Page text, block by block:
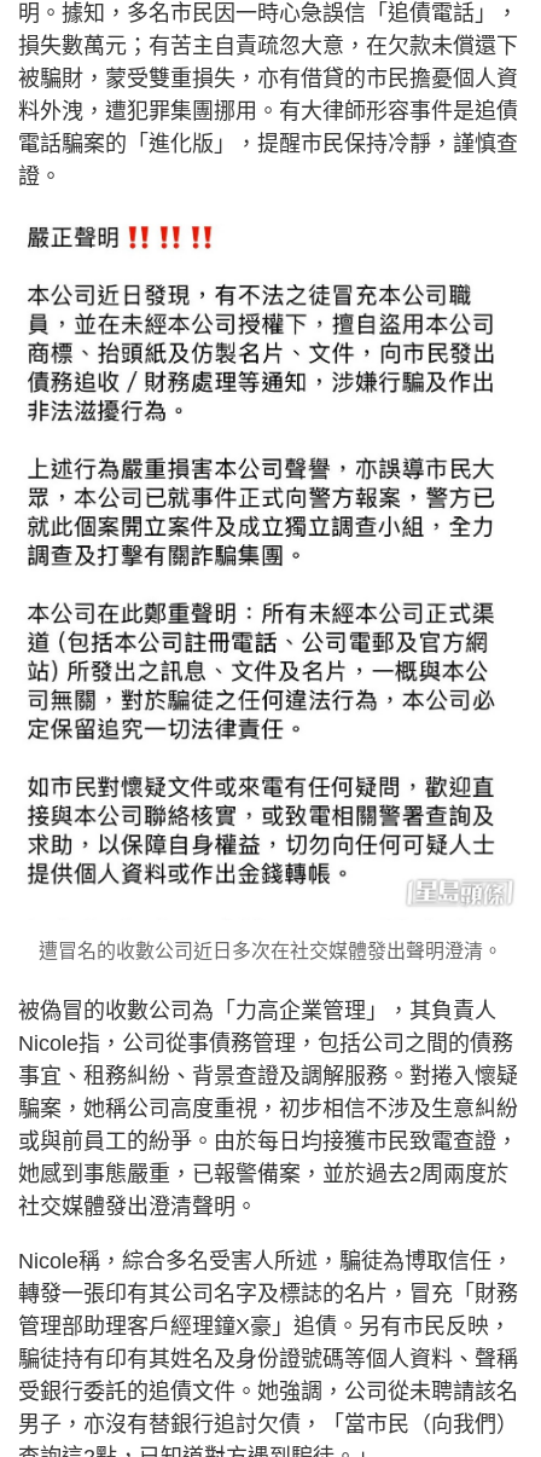
明。據知，多名市民因一時心急誤信「追債電話」，
損失數萬元；有苦主自責疏忽大意，在欠款未償還下
被騙財，蒙受雙重損失，亦有借貸的市民擔憂個人資
料外洩，遭犯罪集團挪用。有大律師形容事件是追債
電話騙案的「進化版」，提醒市民保持冷靜，謹慎查
證。
遭冒名的收數公司近日多次在社交媒體發出聲明澄清。
被偽冒的收數公司為「力高企業管理」，其負責人
Nicole指，公司從事債務管理，包括公司之間的債務
事宜、租務糾紛、背景查證及調解服務。對捲入懷疑
騙案，她稱公司高度重視，初步相信不涉及生意糾紛
或與前員工的紛爭。由於每日均接獲市民致電查證，
她感到事態嚴重，已報警備案，並於過去2周兩度於
社交媒體發出澄清聲明。
Nicole稱，綜合多名受害人所述，騙徒為博取信任，
轉發一張印有其公司名字及標誌的名片，冒充「財務
管理部助理客戶經理鐘X豪」追債。另有市民反映，
騙徒持有印有其姓名及身份證號碼等個人資料、聲稱
受銀行委託的追債文件。她強調，公司從未聘請該名
男子，亦沒有替銀行追討欠債，「當市民（向我們）